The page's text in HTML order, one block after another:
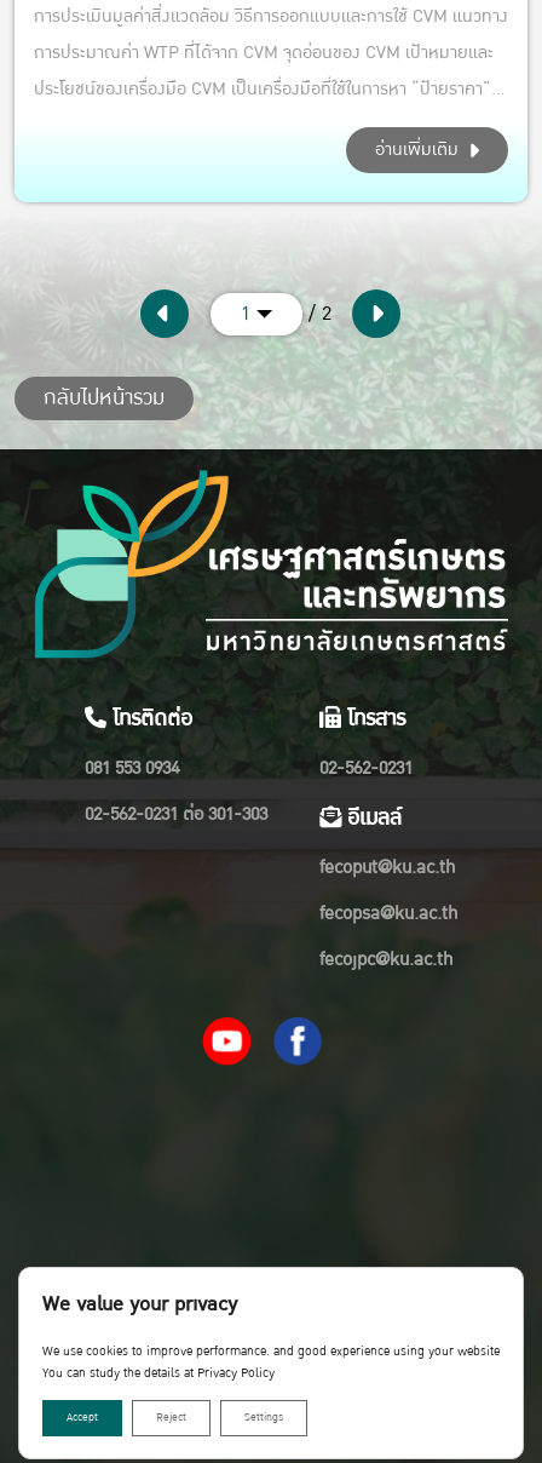
การประเมินมูลค่าสิ่งแวดล้อม วิธีการออกแบบและการใช้ CVM แนวทาง
การประมาณค่า WTP ที่ได้จาก CVM จุดอ่อนของ CVM เป้าหมายและ
ประโยชน์ของเครื่องมือ CVM เป็นเครื่องมือที่ใช้ในการหา “ป้ายราคา”...
อ่านเพิ่มเติม
1 / 2
กลับไปหน้ารวม
โทรติดต่อ
081 553 0934
02-562-0231 ต่อ 301-303
โทรสาร
02-562-0231
อีเมลล์
fecoput@ku.ac.th
fecopsa@ku.ac.th
fecojpc@ku.ac.th
Copyright©Faculty of Economics KU
We value your privacy
We use cookies to improve performance. and good experience using your website
You can study the details at Privacy Policy
Accept Reject Settings